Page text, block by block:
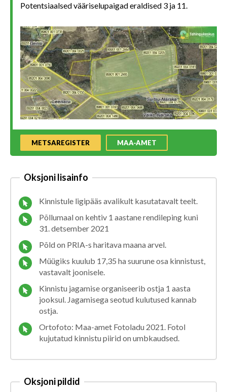
Potentsiaalsed vääriselupaigad eraldised 3 ja 11.
METSAREGISTER MAA-AMET
Oksjoni lisainfo
Kinnistule ligipääs avalikult kasutatavalt teelt.
Põllumaal on kehtiv 1 aastane rendileping kuni
31. detsember 2021
Põld on PRIA-s haritava maana arvel.
Müügiks kuulub 17,35 ha suurune osa kinnistust,
vastavalt joonisele.
Kinnistu jagamise organiseerib ostja 1 aasta
jooksul. Jagamisega seotud kulutused kannab
ostja.
Ortofoto: Maa-amet Fotoladu 2021. Fotol
kujutatud kinnistu piirid on umbkaudsed.
Oksjoni pildid